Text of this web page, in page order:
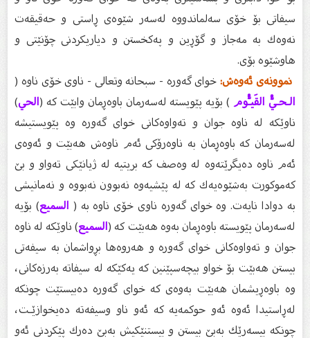
سیفاتى بۆ خۆى سەلماندووە لەسەر شێوەى ڕاستى و حەقیقەت
نەوەك بە مەجاز و گۆڕین و پەكخستن و دیاریكردنى چۆنێتى و
هاوشێوە بۆى.
نموونەى ئەوەش:خواى گەورە - سبحانە وتعالى - ناوى خۆى ناوە (
الـحـيُّ القَيـُّوم) بۆیە پێویستە لەسەرمان باوەڕمان وابێت كە (الحي)
ناوێكە لە ناوە جوان و تەواوەكانى خواى گەورە وە پێویستیشە
لەسەرمان كە باوەڕمان بە ناوەرۆكى ئەم ناوەش هەبێت و ئەوەى
ئەم ناوە دەیگرێتەوە لە وەصف كە بریتیە لە ژیانێكى تەواو و بێ
كەموكورت بەشێوەیەك كە لە پێشیەوە نەبوون نەبووە و نەمانیشی
بە دوادا نایەت. وە خواى گەورە ناوى خۆى ناوە بە ( السمیع) بۆیە
لەسەرمان پێویستە باوەڕمان بەوە هەبێت كە (السمیع) ناوێكە لە ناوە
جوان و تەواوەكانى خواى گەورە و هەروەها بڕواشمان بە سیفەتى
بیستن هەبێت بۆ خواو بیچەسپێنین كە یەكێكە لە سیفاتە بەرزەكانى،
وە باوەڕیشمان هەبێت بەوەى كە خواى گەورە دەبیستێت چونكە
لەڕاستیدا ئەوە ئەو حوكمەیە كە ئەو ناو وسیفەتە دەیخوازێـت،
چونكە بیسەرێك بەبێ بیستن و بیستنێكیش بەبێ دەرك پێكردنى ئەو